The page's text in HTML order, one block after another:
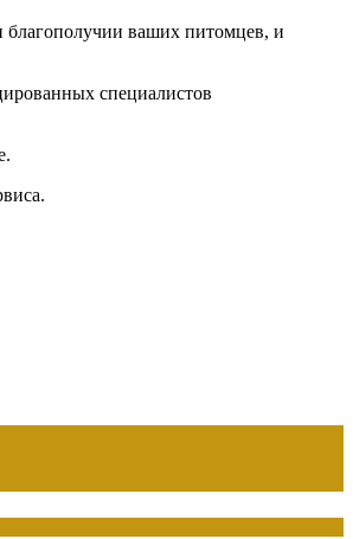
благополучии ваших питомцев, и
специалистов